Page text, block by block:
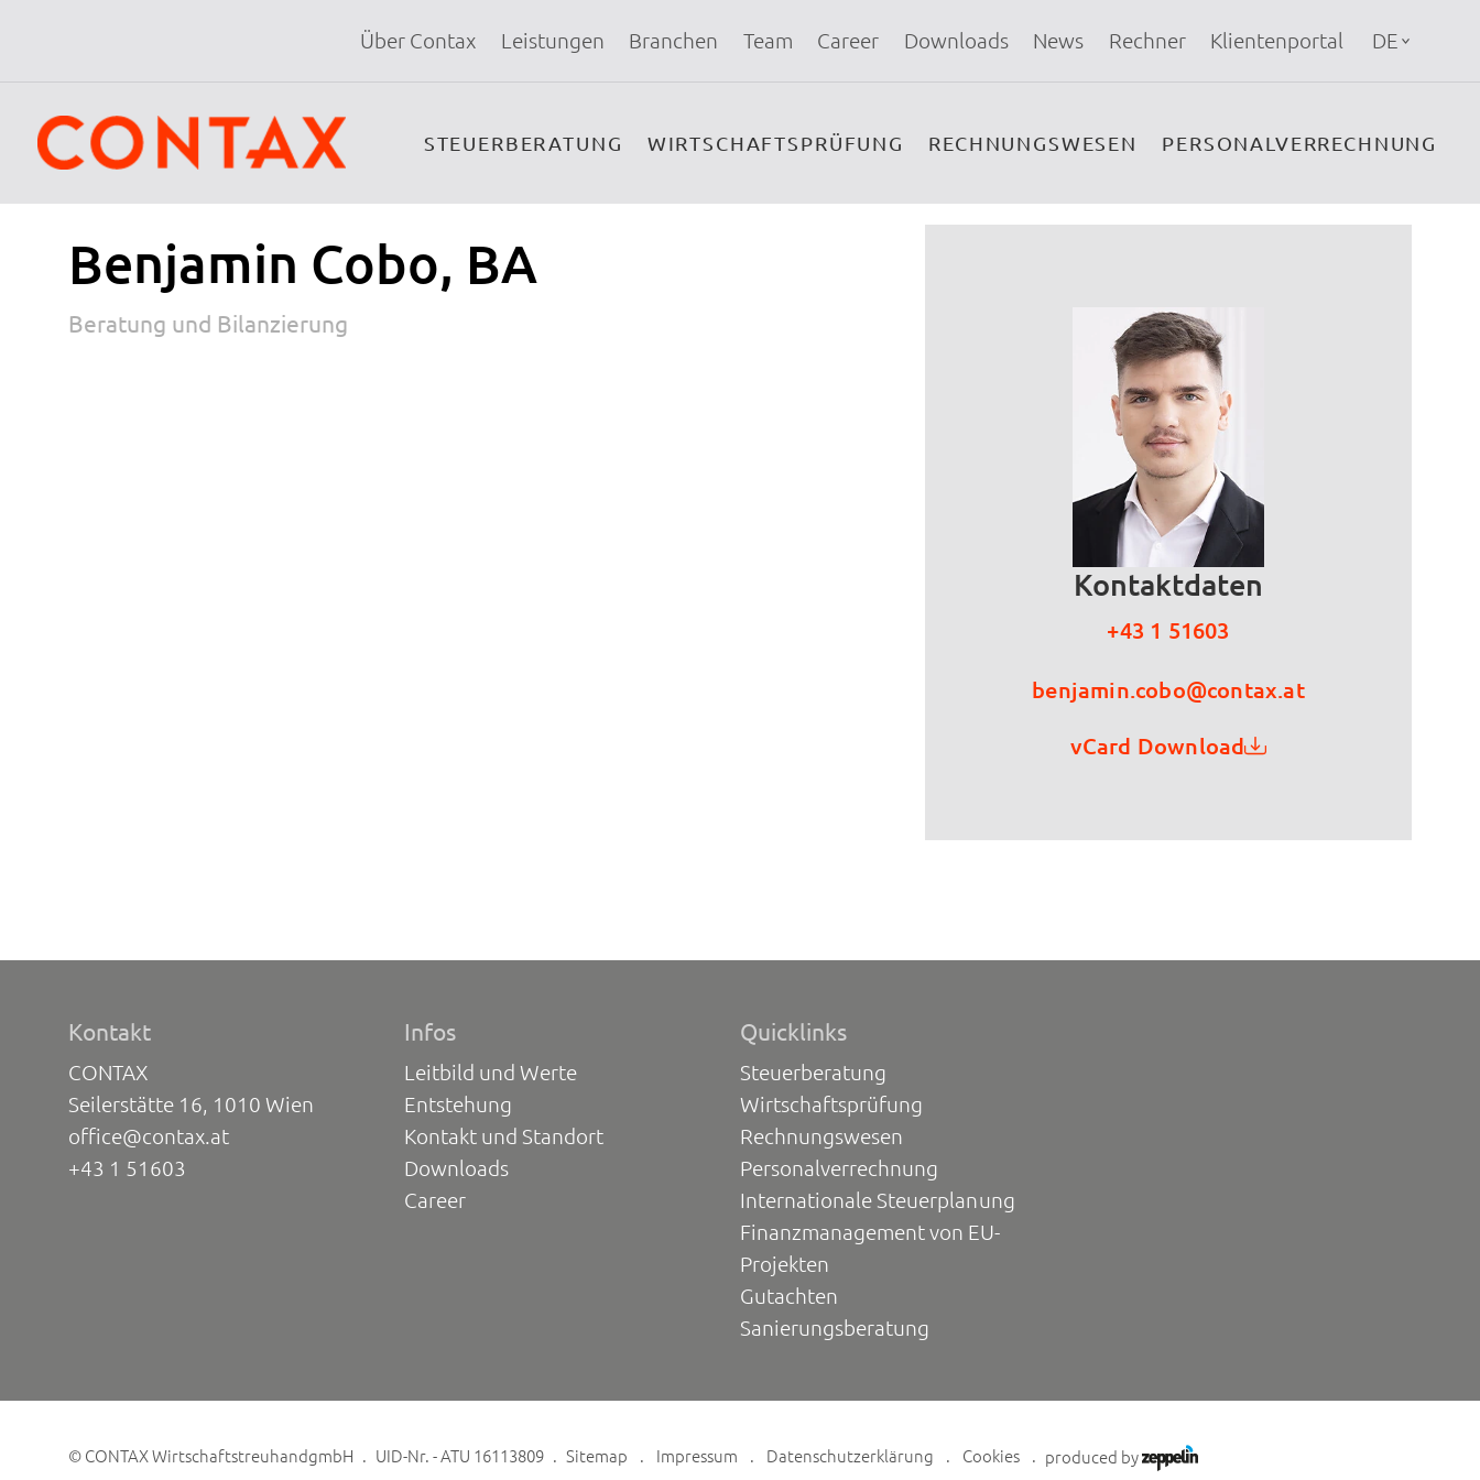
Über Contax Leistungen Branchen Team Career Downloads News Rechner Klientenportal DE
STEUERBERATUNG WIRTSCHAFTSPRÜFUNG RECHNUNGSWESEN PERSONALVERRECHNUNG
Benjamin Cobo, BA
Beratung und Bilanzierung
Kontaktdaten
+43 1 51603
benjamin.cobo@contax.at
vCard Download
Kontakt
CONTAX
Seilerstätte 16, 1010 Wien
office@contax.at
+43 1 51603
Infos
Leitbild und Werte
Entstehung
Kontakt und Standort
Downloads
Career
Quicklinks
Steuerberatung
Wirtschaftsprüfung
Rechnungswesen
Personalverrechnung
Internationale Steuerplanung
Finanzmanagement von EU-
Projekten
Gutachten
Sanierungsberatung
© CONTAX WirtschaftstreuhandgmbH UID-Nr. - ATU 16113809 Sitemap Impressum Datenschutzerklärung Cookies produced by